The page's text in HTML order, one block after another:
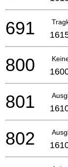
691
800
801
802